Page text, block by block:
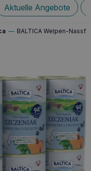
Aktuelle Angebote
— BALTICA Welpen-